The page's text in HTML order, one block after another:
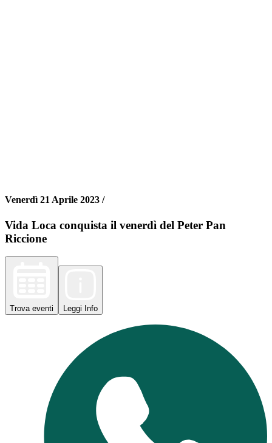
Venerdì 21 Aprile 2023 /
Vida Loca conquista il venerdì del Peter Pan
Riccione
Trova eventi Leggi Info